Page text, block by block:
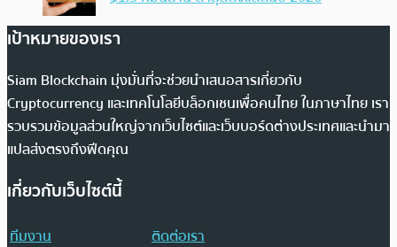
เป้าหมายของเรา
Siam Blockchain มุ่งมั่นที่จะช่วยนำเสนอสารเกี่ยวกับ
Cryptocurrency และเทคโนโลยีบล็อกเชนเพื่อคนไทย ในภาษาไทย เรา
รวบรวมข้อมูลส่วนใหญ่จากเว็บไซต์และเว็บบอร์ดต่างประเทศและนำมา
แปลส่งตรงถึงฟีดคุณ
เกี่ยวกับเว็บไซต์นี้
ทีมงาน
ติดต่อเรา